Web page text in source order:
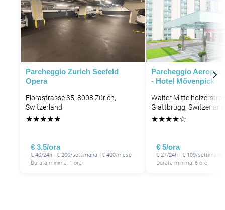
Parcheggio Zurich Seefeld
Opera
Florastrasse 35, 8008 Zürich,
Switzerland
★★★★★
€ 3.5/ora
€ 40/24h · € 200/settimana · € 400/mese
Durata minima: 1 ora
Parcheggio
- Hotel Mövenpick
Walter
Glattbrugg, Switzerland
★★★★☆
€ 5/ora
€ 27/24h · € 109/settimana
Durata minima: 6 ore